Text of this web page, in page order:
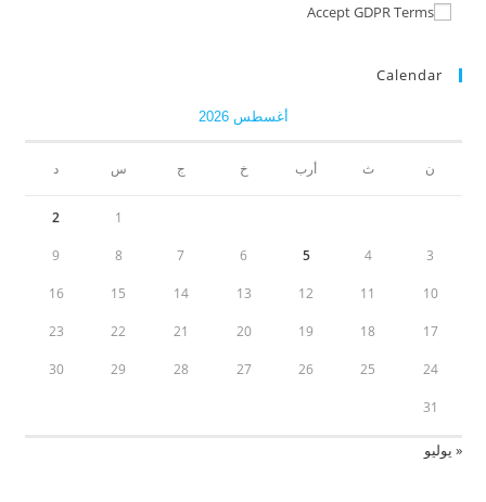
Accept GDPR Terms
Calendar
أغسطس 2026
ن ث أرب خ ج س د
1
2
3
4
5
6
7
8
9
10
11
12
13
14
15
16
17
18
19
20
21
22
23
24
25
26
27
28
29
30
31
« يوليو